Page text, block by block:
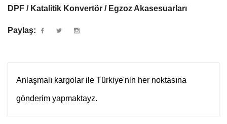
DPF / Katalitik Konvertör / Egzoz Akasesuarları
Paylaş:
Anlaşmalı kargolar ile Türkiye'nin her noktasına
gönderim yapmaktayz.